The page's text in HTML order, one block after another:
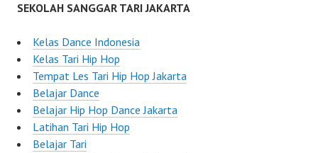
SEKOLAH SANGGAR TARI JAKARTA
Kelas Dance Indonesia
Kelas Tari Hip Hop
Tempat Les Tari Hip Hop Jakarta
Belajar Dance
Belajar Hip Hop Dance Jakarta
Latihan Tari Hip Hop
Belajar Tari